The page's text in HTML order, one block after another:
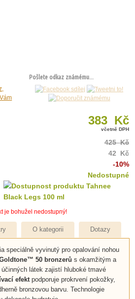
Pošlete odkaz známému...
383 Kč
včetně DPH
425 Kč
42 Kč
-10%
Nedostupné
je bohužel nedostupný!
O kategorii Dotazy
speciálně vyvinutý pro opalování nohou
50 bronzerů s okamžitým a
látek zajistí hluboké tmavé
efektpodporuje prokrvení pokožky,
bronzovou barvu. Technologie